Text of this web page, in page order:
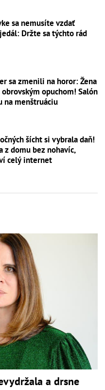
sa nemusíte vzdať
Držte sa týchto rád
sa zmenili na horor: Žena
opuchom! Salón
na menštruáciu
šícht si vybrala daň!
z domu bez nohavíc,
celý internet
a drsne